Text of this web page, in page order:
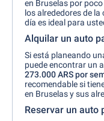
en Bruselas por
los alrededores de
día es ideal para
Alquilar un auto
Si está planeando
puede encontrar un
273.000 ARS por
recomendable si
en Bruselas y sus
Reservar un auto